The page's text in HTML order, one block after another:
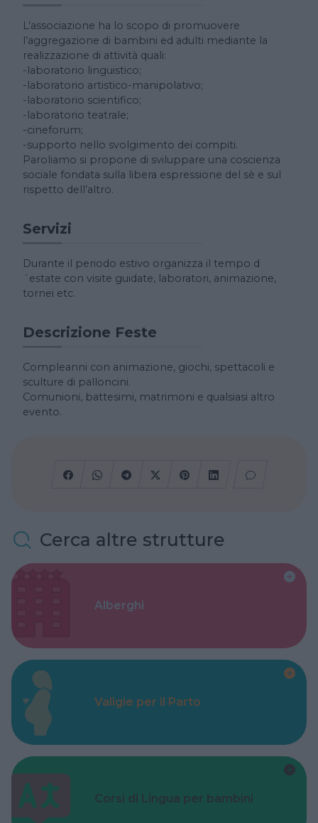
L’associazione ha lo scopo di promuovere
l’aggregazione di bambini ed adulti mediante la
realizzazione di attività quali:
-laboratorio linguistico;
-laboratorio artistico-manipolativo;
-laboratorio scientifico;
-laboratorio teatrale;
-cineforum;
-supporto nello svolgimento dei compiti.
Paroliamo si propone di sviluppare una coscienza
sociale fondata sulla libera espressione del sè e sul
rispetto dell’altro.
Servizi
Durante il periodo estivo organizza il tempo d
´estate con visite guidate, laboratori, animazione,
tornei etc.
Descrizione Feste
Compleanni con animazione, giochi, spettacoli e
sculture di palloncini.
Comunioni, battesimi, matrimoni e qualsiasi altro
evento.
Cerca altre strutture
Alberghi
Valigie per il Parto
Corsi di Lingua per bambini